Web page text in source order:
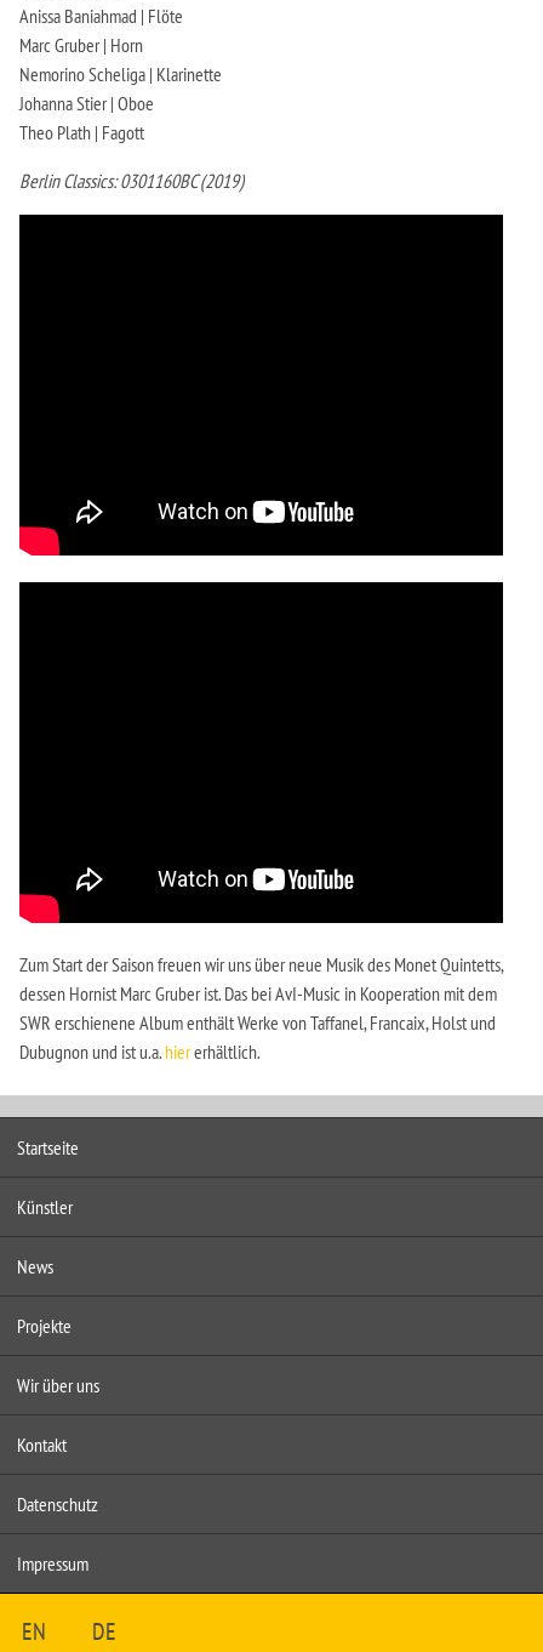
Anissa Baniahmad | Flöte
Marc Gruber | Horn
Nemorino Scheliga | Klarinette
Johanna Stier | Oboe
Theo Plath | Fagott
Berlin Classics: 0301160BC (2019)
Zum Start der Saison freuen wir uns über neue Musik des Monet Quintetts,
dessen Hornist Marc Gruber ist. Das bei AvI-Music in Kooperation mit dem
SWR erschienene Album enthält Werke von Taffanel, Francaix, Holst und
Dubugnon und ist u.a. hiererhältlich.
Startseite
Künstler
News
Projekte
Wir über uns
Kontakt
Datenschutz
Impressum
EN DE